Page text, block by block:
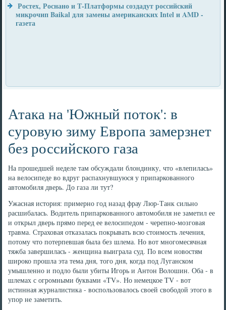
Ростех, Роснано и Т-Платформы создадут российский
микрочип Baikal для замены американских Intel и AMD -
газета
Атака на 'Южный поток': в
суровую зиму Европа замерзнет
без российского газа
На прошедшей неделе там обсуждали блондинку, что «влепилась»
на велосипеде во вдруг распахнувшуюся у припаркованного
автомобиля дверь. До газа ли тут?
Ужасная история: примерно год назад фрау Люр-Танк сильно
расшибалась. Водитель припаркованного автомобиля не заметил ее
и открыл дверь прямо перед ее велосипедом - черепно-мозговая
травма. Страховая отказалась покрывать всю стоимость лечения,
потому что потерпевшая была без шлема. Но вот многомесячная
тяжба завершилась - женщина выиграла суд. По всем новостям
широко прошла эта тема дня, того дня, когда под Луганском
умышленно и подло были убиты Игорь и Антон Волошин. Оба - в
шлемах с огромными буквами «TV». Но немецкое TV - вот
истинная журналистика - воспользовалось своей свободой этого в
упор не заметить.